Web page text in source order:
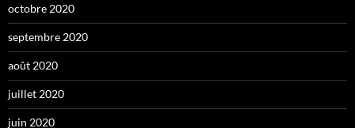
octobre 2020
septembre 2020
août 2020
juillet 2020
juin 2020